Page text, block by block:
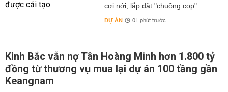
cơi nới, lắp đặt "chuồng cọp"...
DỰ ÁN 01 phút trước
Kinh Bắc vẫn nợ Tân Hoàng Minh hơn 1.800 tỷ
đồng từ thương vụ mua lại dự án 100 tầng gần
Keangnam